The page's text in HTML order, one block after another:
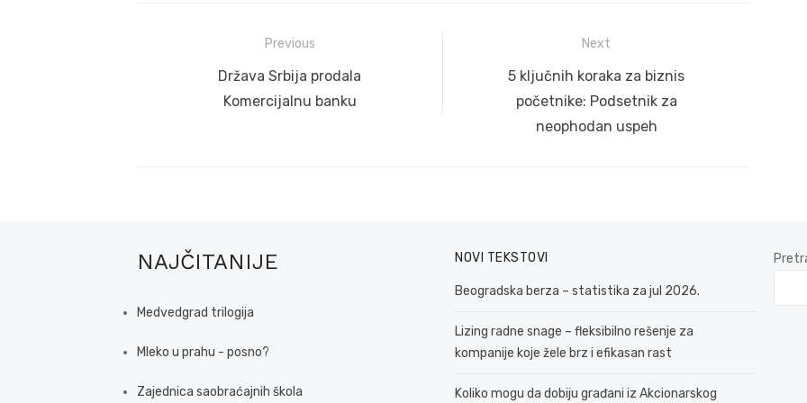
navigation
Previous
PreviousDržava Srbija prodala
Komercijalnu banku
Next
Next5 ključnih koraka za biznis
početnike: Podsetnik za
neophodan uspeh
NAJČITANIJE
Medvedgrad trilogija
Mleko u prahu - posno?
Zajednica saobraćajnih škola
NOVI TEKSTOVI
Beogradska berza – statistika za jul 2026.
Lizing radne snage – fleksibilno rešenje za
kompanije koje žele brz i efikasan rast
Koliko mogu da dobiju građani iz Akcionarskog